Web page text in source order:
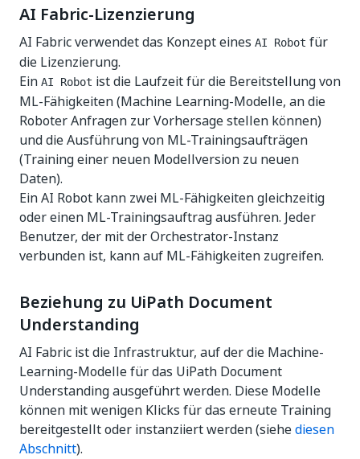
AI Fabric-Lizenzierung
AI Fabric verwendet das Konzept eines AI Robot für
die Lizenzierung.
Ein AI Robot ist die Laufzeit für die Bereitstellung von
ML-Fähigkeiten (Machine Learning-Modelle, an die
Roboter Anfragen zur Vorhersage stellen können)
und die Ausführung von ML-Trainingsaufträgen
(Training einer neuen Modellversion zu neuen
Daten).
Ein AI Robot kann zwei ML-Fähigkeiten gleichzeitig
oder einen ML-Trainingsauftrag ausführen. Jeder
Benutzer, der mit der Orchestrator-Instanz
verbunden ist, kann auf ML-Fähigkeiten zugreifen.
Beziehung zu UiPath Document
Understanding
AI Fabric ist die Infrastruktur, auf der die Machine-
Learning-Modelle für das UiPath Document
Understanding ausgeführt werden. Diese Modelle
können mit wenigen Klicks für das erneute Training
bereitgestellt oder instanziiert werden (siehediesen
Abschnitt).